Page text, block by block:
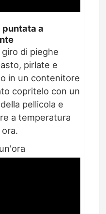
puntata a
di pieghe
pirlate e
in un contenitore
copritelo con un
pellicola e
a temperatura